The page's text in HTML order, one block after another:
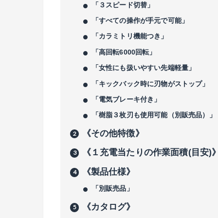
「３スピード切替」
「すべての操作が手元で可能」
「カラミトリ機能つき」
「高回転6000回転」
「女性にも扱いやすい先端軽量」
「キックバック時に刃物がストップ」
「電気ブレーキ付き」
「樹脂３枚刃も使用可能（別販売品）」
《その他特徴》
《１充電当たりの作業面積(目安)
《製品仕様》
「別販売品」
《カタログ》